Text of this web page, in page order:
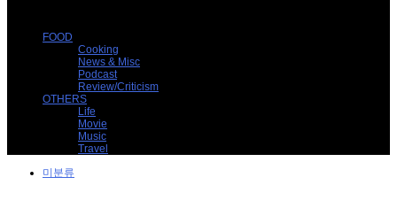
FOOD
Cooking
News & Misc
Podcast
Review/Criticism
OTHERS
Life
Movie
Music
Travel
미분류